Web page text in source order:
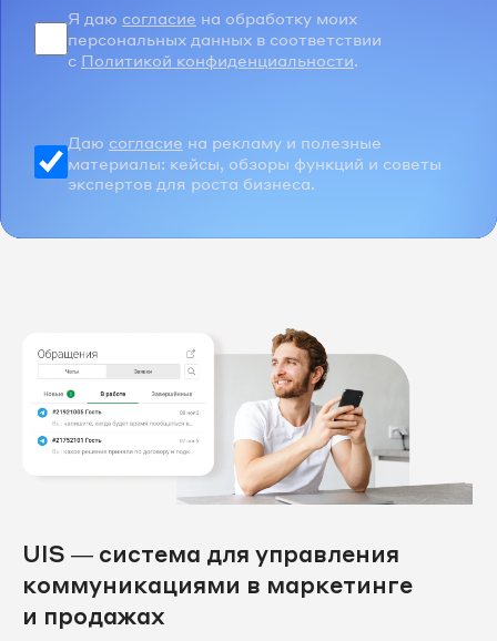
Я даю согласие на обработку моих
персональных данных в соответствии
с Политикой конфиденциальности.
Даю согласие на рекламу и полезные
материалы: кейсы, обзоры функций и советы
экспертов для роста бизнеса.
UIS — система для управления
коммуникациями в маркетинге
и продажах